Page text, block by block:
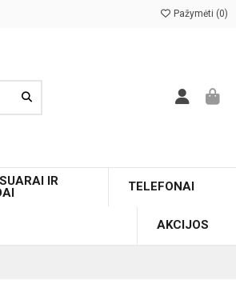
Pažymėti (0)
IR
TELEFONAI
AKCIJOS